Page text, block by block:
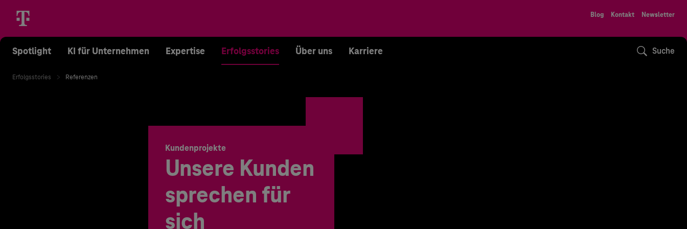
Blog Kontakt Newsletter
Spotlight KI für Unternehmen Expertise Erfolgsstories Über uns Karriere Suche
Erfolgsstories Referenzen
Kundenprojekte
Unsere Kunden
sprechen für
sich